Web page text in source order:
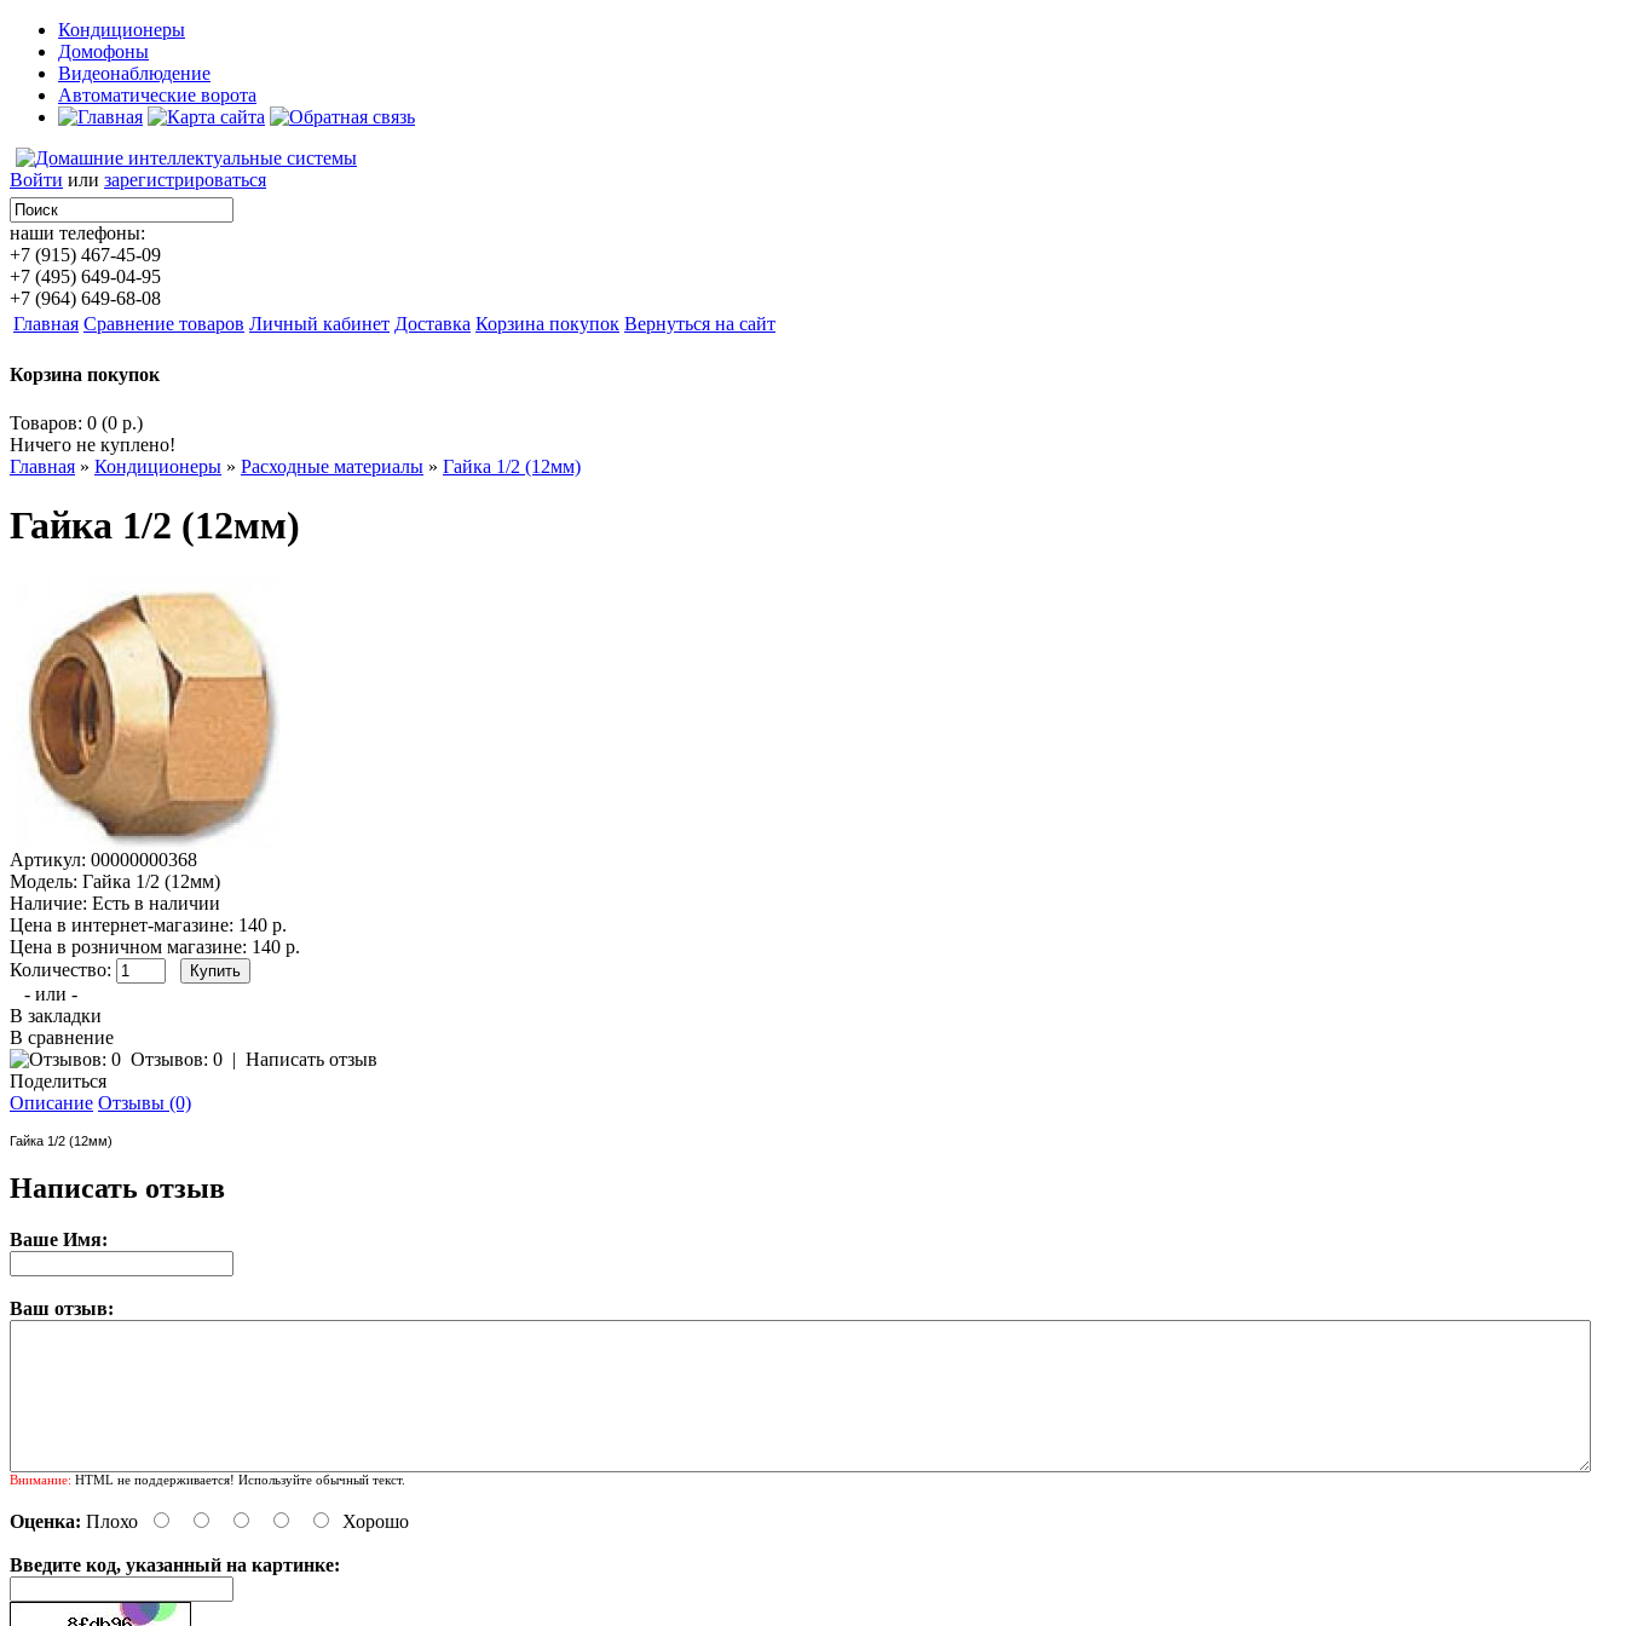
Кондиционеры
Домофоны
Видеонаблюдение
Автоматические ворота
Войти или зарегистрироваться
наши телефоны:
+7 (915) 467-45-09
+7 (495) 649-04-95
+7 (964) 649-68-08
Главная Сравнение товаров Личный кабинет Доставка Корзина покупок Вернуться на сайт
Корзина покупок
Товаров: 0 (0 р.)
Ничего не куплено!
Главная » Кондиционеры » Расходные материалы » Гайка 1/2 (12мм)
Гайка 1/2 (12мм)
Артикул: 00000000368
Модель: Гайка 1/2 (12мм)
Наличие: Есть в наличии
Цена в интернет-магазине: 140 р.
Цена в розничном магазине: 140 р.
Количество:
- или -
В закладки
В сравнение
Отзывов: 0 | Написать отзыв
Поделиться
Описание Отзывы (0)
Гайка 1/2 (12мм)
Написать отзыв
Ваше Имя:
Ваш отзыв:
Внимание: HTML не поддерживается! Используйте обычный текст.
Оценка: Плохо Хорошо
Введите код, указанный на картинке: